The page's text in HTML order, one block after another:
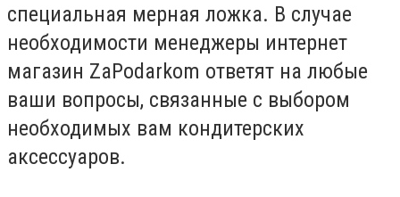
специальная мерная ложка. В случае
необходимости менеджеры интернет
магазин ZaPodarkom ответят на любые
ваши вопросы, связанные с выбором
необходимых вам кондитерских
аксессуаров.